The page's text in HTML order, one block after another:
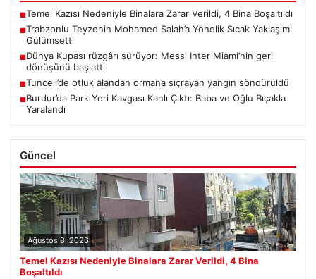
■Temel Kazısı Nedeniyle Binalara Zarar Verildi, 4 Bina Boşaltıldı
■Trabzonlu Teyzenin Mohamed Salah’a Yönelik Sıcak Yaklaşımı
Gülümsetti
■Dünya Kupası rüzgârı sürüyor: Messi Inter Miami’nin geri
dönüşünü başlattı
■Tunceli’de otluk alandan ormana sıçrayan yangın söndürüldü
■Burdur’da Park Yeri Kavgası Kanlı Çıktı: Baba ve Oğlu Bıçakla
Yaralandı
Güncel
Ağustos 8, 2026
Temel Kazısı Nedeniyle Binalara Zarar Verildi, 4 Bina
Boşaltıldı